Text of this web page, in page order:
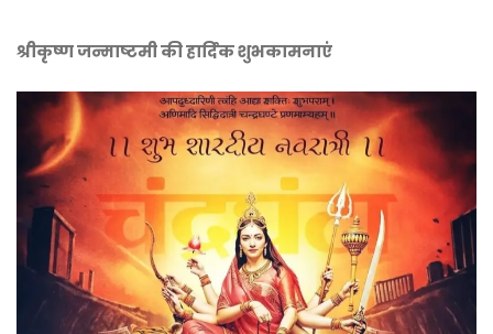
श्रीकृष्ण जन्माष्टमी की हार्दिक शुभकामनाएं